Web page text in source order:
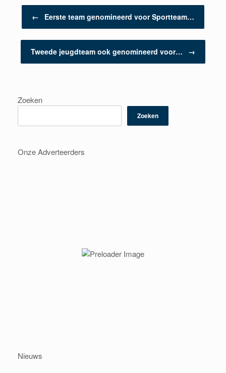
Berichtnavigatie
← Eerste team genomineerd voor Sportteam…
Tweede jeugdteam ook genomineerd voor… →
Zoeken
Zoeken
Onze Adverteerders
Nieuws